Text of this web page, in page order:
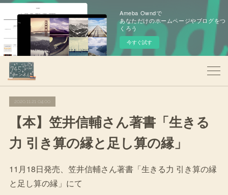
Ameba Owndで
あなただけのホームページやブログをつ
くろう
今すぐ試す
2020.11.21 04:00
【本】笠井信輔さん著書「生きる
力 引き算の縁と足し算の縁」
11月18日発売、笠井信輔さん著書「生きる力 引き算の縁
と足し算の縁」にて